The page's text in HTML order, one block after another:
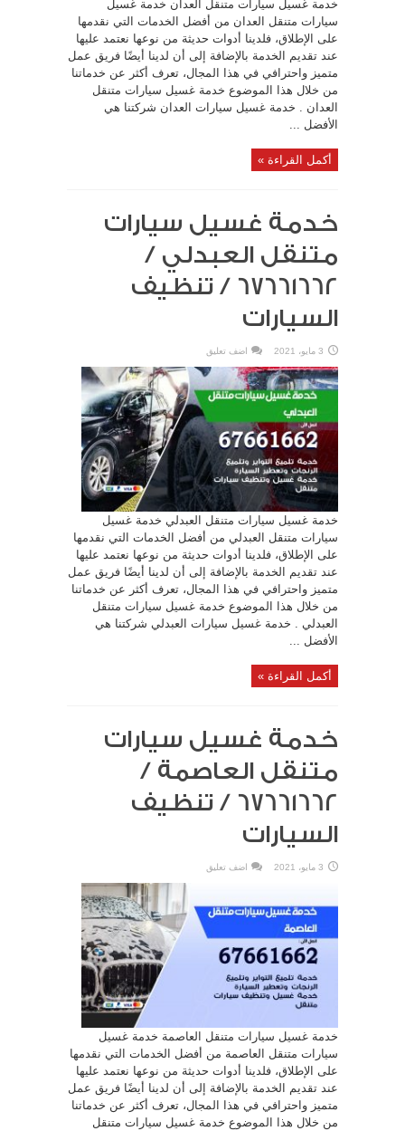
خدمة غسيل سيارات متنقل العدان خدمة غسيل
سيارات متنقل العدان من أفضل الخدمات التي نقدمها
على الإطلاق، فلدينا أدوات حديثة من نوعها نعتمد عليها
عند تقديم الخدمة بالإضافة إلى أن لدينا أيضًا فريق عمل
متميز واحترافي في هذا المجال، تعرف أكثر عن خدماتنا
من خلال هذا الموضوع خدمة غسيل سيارات متنقل
العدان . خدمة غسيل سيارات العدان شركتنا هي
الأفضل ...
أكمل القراءة »
خدمة غسيل سيارات
متنقل العبدلي /
67661662 / تنظيف
السيارات
3 مايو، 2021 اضف تعليق
خدمة غسيل سيارات متنقل العبدلي خدمة غسيل
سيارات متنقل العبدلي من أفضل الخدمات التي نقدمها
على الإطلاق، فلدينا أدوات حديثة من نوعها نعتمد عليها
عند تقديم الخدمة بالإضافة إلى أن لدينا أيضًا فريق عمل
متميز واحترافي في هذا المجال، تعرف أكثر عن خدماتنا
من خلال هذا الموضوع خدمة غسيل سيارات متنقل
العبدلي . خدمة غسيل سيارات العبدلي شركتنا هي
الأفضل ...
أكمل القراءة »
خدمة غسيل سيارات
متنقل العاصمة /
67661662 / تنظيف
السيارات
3 مايو، 2021 اضف تعليق
خدمة غسيل سيارات متنقل العاصمة خدمة غسيل
سيارات متنقل العاصمة من أفضل الخدمات التي نقدمها
على الإطلاق، فلدينا أدوات حديثة من نوعها نعتمد عليها
عند تقديم الخدمة بالإضافة إلى أن لدينا أيضًا فريق عمل
متميز واحترافي في هذا المجال، تعرف أكثر عن خدماتنا
من خلال هذا الموضوع خدمة غسيل سيارات متنقل